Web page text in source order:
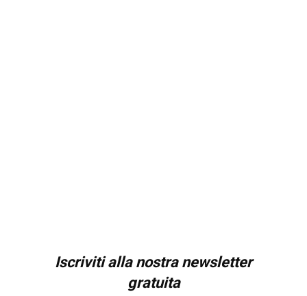
Iscriviti alla nostra newsletter
gratuita